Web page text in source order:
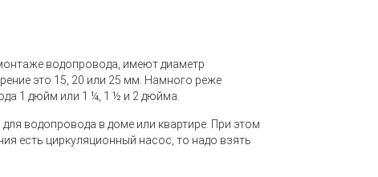
водопровода, имеют диаметр
это 15, 20 или 25 мм. Намного реже
1 дюйм или 1 ¼, 1 ½ и 2 дюйма.
водопровода в доме или квартире. При этом
есть циркуляционный насос, то надо взять